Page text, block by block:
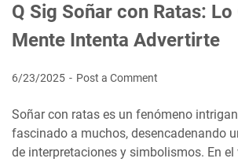
Q Sig Soñar con Ratas: Lo
Mente Intenta Advertirte
6/23/2025 Post a Comment
Soñar con ratas es un fenómeno
fascinado a muchos, desencadenando
de interpretaciones y simbolismos. En